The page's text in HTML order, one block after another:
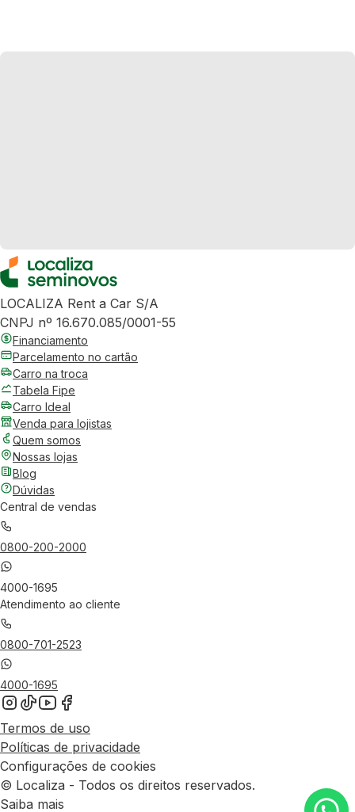
LOCALIZA Rent a Car S/A
CNPJ nº 16.670.085/0001-55
Financiamento
Parcelamento no cartão
Carro na troca
Tabela Fipe
Carro Ideal
Venda para lojistas
Quem somos
Nossas lojas
Blog
Dúvidas
Central de vendas
0800-200-2000
4000-1695
Atendimento ao cliente
0800-701-2523
4000-1695
Termos de uso
Políticas de privacidade
Configurações de cookies
© Localiza - Todos os direitos reservados.
Saiba mais